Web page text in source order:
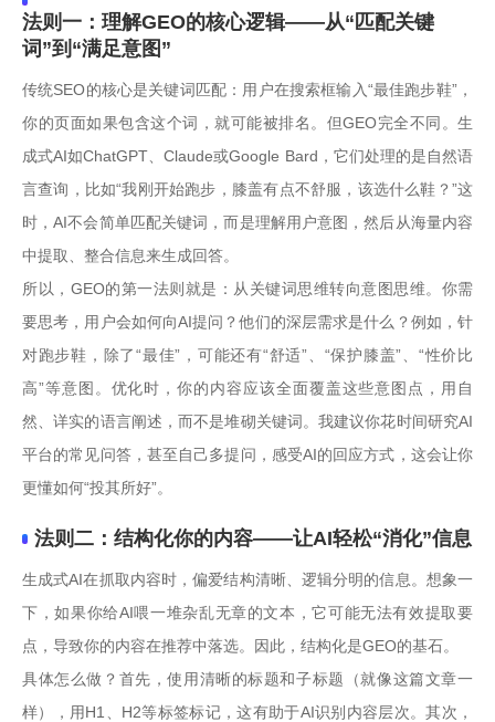
法则一：理解GEO的核心逻辑——从“匹配关键
词”到“满足意图”
传统SEO的核心是关键词匹配：用户在搜索框输入“最佳跑步鞋”，
你的页面如果包含这个词，就可能被排名。但GEO完全不同。生
成式AI如ChatGPT、Claude或Google Bard，它们处理的是自然语
言查询，比如“我刚开始跑步，膝盖有点不舒服，该选什么鞋？”这
时，AI不会简单匹配关键词，而是理解用户意图，然后从海量内容
中提取、整合信息来生成回答。
所以，GEO的第一法则就是：从关键词思维转向意图思维。你需
要思考，用户会如何向AI提问？他们的深层需求是什么？例如，针
对跑步鞋，除了“最佳”，可能还有“舒适”、“保护膝盖”、“性价比
高”等意图。优化时，你的内容应该全面覆盖这些意图点，用自
然、详实的语言阐述，而不是堆砌关键词。我建议你花时间研究AI
平台的常见问答，甚至自己多提问，感受AI的回应方式，这会让你
更懂如何“投其所好”。
法则二：结构化你的内容——让AI轻松“消化”信息
生成式AI在抓取内容时，偏爱结构清晰、逻辑分明的信息。想象一
下，如果你给AI喂一堆杂乱无章的文本，它可能无法有效提取要
点，导致你的内容在推荐中落选。因此，结构化是GEO的基石。
具体怎么做？首先，使用清晰的标题和子标题（就像这篇文章一
样），用H1、H2等标签标记，这有助于AI识别内容层次。其次，